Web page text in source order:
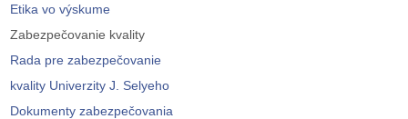
Etika vo výskume
Zabezpečovanie kvality
Rada pre zabezpečovanie
kvality Univerzity J. Selyeho
Dokumenty zabezpečovania